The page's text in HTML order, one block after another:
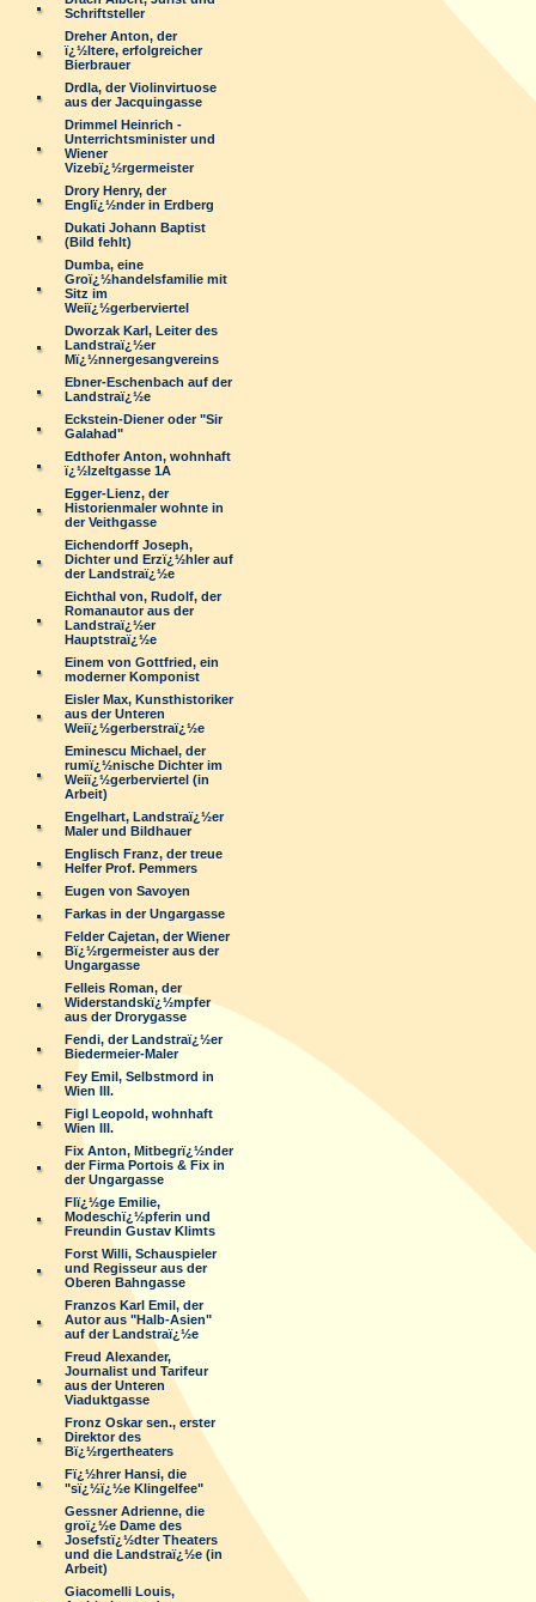
Schriftsteller
Dreher Anton, der
ï¿½ltere, erfolgreicher
Bierbrauer
Drdla, der Violinvirtuose
aus der Jacquingasse
Drimmel Heinrich -
Unterrichtsminister und
Wiener
Vizebï¿½rgermeister
Drory Henry, der
Englï¿½nder in Erdberg
Dukati Johann Baptist
(Bild fehlt)
Dumba, eine
Groï¿½handelsfamilie mit
Sitz im
Weiï¿½gerberviertel
Dworzak Karl, Leiter des
Landstraï¿½er
Mï¿½nnergesangvereins
Ebner-Eschenbach auf der
Landstraï¿½e
Eckstein-Diener oder "Sir
Galahad"
Edthofer Anton, wohnhaft
ï¿½lzeltgasse 1A
Egger-Lienz, der
Historienmaler wohnte in
der Veithgasse
Eichendorff Joseph,
Dichter und Erzï¿½hler auf
der Landstraï¿½e
Eichthal von, Rudolf, der
Romanautor aus der
Landstraï¿½er
Hauptstraï¿½e
Einem von Gottfried, ein
moderner Komponist
Eisler Max, Kunsthistoriker
aus der Unteren
Weiï¿½gerberstraï¿½e
Eminescu Michael, der
rumï¿½nische Dichter im
Weiï¿½gerberviertel (in
Arbeit)
Engelhart, Landstraï¿½er
Maler und Bildhauer
Englisch Franz, der treue
Helfer Prof. Pemmers
Eugen von Savoyen
Farkas in der Ungargasse
Felder Cajetan, der Wiener
Bï¿½rgermeister aus der
Ungargasse
Felleis Roman, der
Widerstandskï¿½mpfer
aus der Drorygasse
Fendi, der Landstraï¿½er
Biedermeier-Maler
Fey Emil, Selbstmord in
Wien III.
Figl Leopold, wohnhaft
Wien III.
Fix Anton, Mitbegrï¿½nder
der Firma Portois & Fix in
der Ungargasse
Flï¿½ge Emilie,
Modeschï¿½pferin und
Freundin Gustav Klimts
Forst Willi, Schauspieler
und Regisseur aus der
Oberen Bahngasse
Franzos Karl Emil, der
Autor aus "Halb-Asien"
auf der Landstraï¿½e
Freud Alexander,
Journalist und Tarifeur
aus der Unteren
Viaduktgasse
Fronz Oskar sen., erster
Direktor des
Bï¿½rgertheaters
Fï¿½hrer Hansi, die
"sï¿½ï¿½e Klingelfee"
Gessner Adrienne, die
groï¿½e Dame des
Josefstï¿½dter Theaters
und die Landstraï¿½e (in
Arbeit)
Giacomelli Louis,